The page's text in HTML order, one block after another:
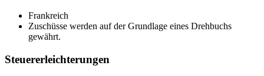
Frankreich
Zuschüsse werden auf der Grundlage eines Drehbuchs
gewährt.
Steuererleichterungen